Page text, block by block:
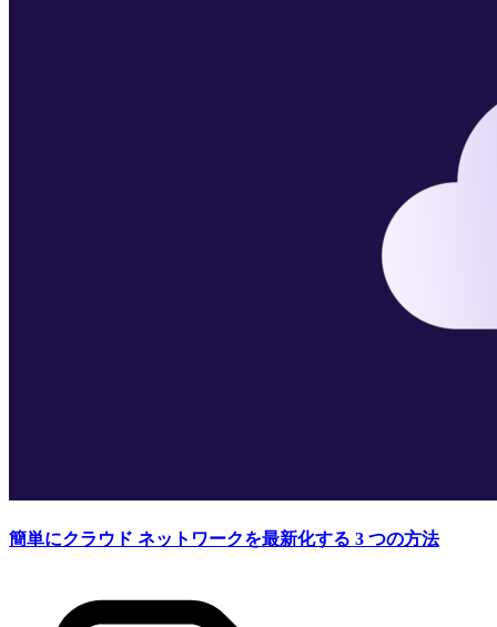
簡単にクラウド ネットワークを最新化する 3 つの方法